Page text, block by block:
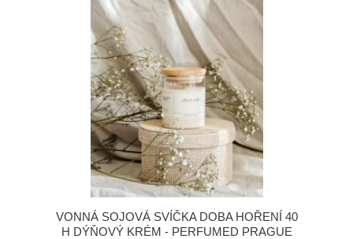
VONNÁ SOJOVÁ SVÍČKA DOBA HOŘENÍ 40
H DÝŇOVÝ KRÉM - PERFUMED PRAGUE